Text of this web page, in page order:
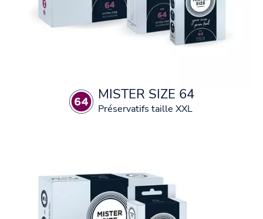
MISTER SIZE 64
Préservatifs taille XXL